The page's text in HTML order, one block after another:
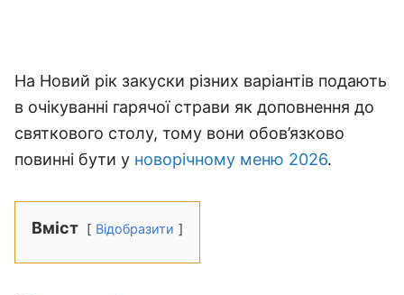
На Новий рік закуски різних варіантів подають
в очікуванні гарячої страви як доповнення до
святкового столу, тому вони обов’язково
повинні бути у новорічному меню 2026.
Вміст Відобразити